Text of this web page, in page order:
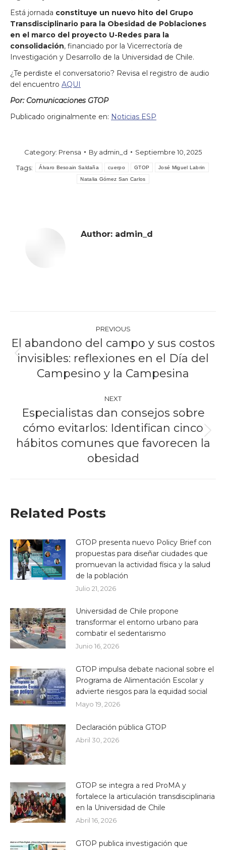
Está jornada constituye un nuevo hito del Grupo
Transdisciplinario para la Obesidad de Poblaciones
en el marco del proyecto U-Redes para la
consolidación, financiado por la Vicerrectoría de
Investigación y Desarrollo de la Universidad de Chile.
¿Te perdiste el conversatorio? Revisa el registro de audio
del encuentro AQUI
Por: Comunicaciones GTOP
Publicado originalmente en: Noticias ESP
Category: Prensa By admin_d
Septiembre 10, 2025
Tags:
Álvaro Besoain Saldaña cuerpo GTOP José Miguel Labrin
Natalia Gómez San Carlos
Author: admin_d
navigation
PREVIOUS
Previous
post:
El abandono del campo y sus costos
invisibles: reflexiones en el Día del
Campesino y la Campesina
NEXT
post:
Especialistas dan consejos sobre
cómo evitarlos: Identifican cinco
hábitos comunes que favorecen la
obesidad
Related Posts
GTOP presenta nuevo Policy Brief con
propuestas para diseñar ciudades que
promuevan la actividad física y la salud
de la población
Julio 21, 2026
Universidad de Chile propone
transformar el entorno urbano para
combatir el sedentarismo
Junio 16, 2026
GTOP impulsa debate nacional sobre el
Programa de Alimentación Escolar y
advierte riesgos para la equidad social
Mayo 19, 2026
Declaración pública GTOP
Abril 30, 2026
GTOP se integra a red ProMA y
fortalece la articulación transdisciplinaria
en la Universidad de Chile
Abril 16, 2026
GTOP publica investigación que